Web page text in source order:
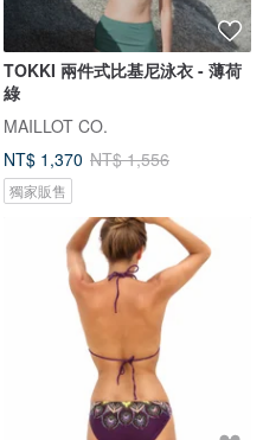
TOKKI 兩件式比基尼泳衣 - 薄荷
綠
MAILLOT CO.
NT$ 1,370 NT$ 1,556
獨家販售